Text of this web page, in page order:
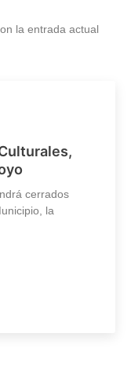
la entrada actual
cerrados
la